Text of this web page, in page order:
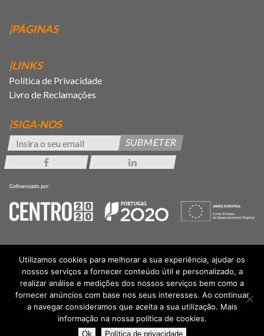
|PÁGINAS
|LINKS
Política de Privacidade
Livro de Reclamações
|SIGA-NOS
SUBMETER
Utilizamos cookies para melhorar a sua experiência, ajudar os
nossos serviços a fornecer conteúdo útil e personalizado, a
realizar análise e medições dos nossos serviços bem como a
fornecer anúncios com base nos seus interesses. Ao continuar
a navegar consideramos que aceita a sua utilização. Mais
informação na nossa política de cookies.
Ok Política de privacidade